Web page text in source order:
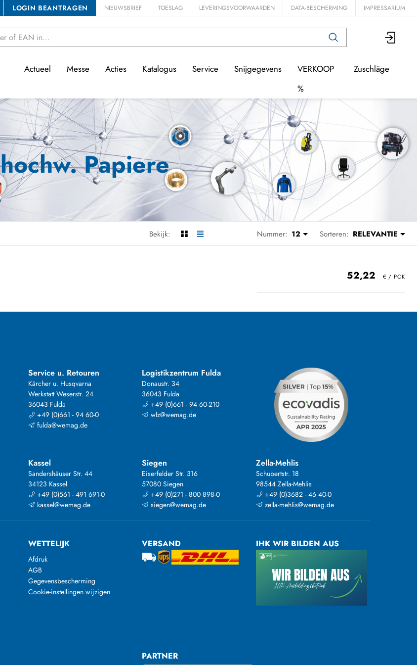
LOGIN BEANTRAGEN NIEUWSBRIEF TOESLAG LEVERINGSVOORWAARDEN DATA-BESCHERMING IMPRESSARIUM
Actueel Messe Acties Katalogus Service Snijgegevens
VERKOOP
%
Zuschläge
hochw. Papiere
Bekijk: Nummer: 12 Sorteren: RELEVANTIE
52,22
Service u. Retouren
Kärcher u. Husqvarna
Werkstatt Weserstr. 24
36043 Fulda
+49 (0)661 - 94 60-0
fulda@wemag.de
Logistikzentrum Fulda
Donaustr. 34
36043 Fulda
+49 (0)661 - 94 60-210
wlz@wemag.de
Kassel
Sandershäuser Str. 44
34123 Kassel
+49 (0)561 - 491 691-0
kassel@wemag.de
Siegen
Eiserfelder Str. 316
57080 Siegen
+49 (0)271 - 800 898-0
siegen@wemag.de
Zella-Mehlis
Schubertstr. 18
98544 Zella-Mehlis
+49 (0)3682 - 46 40-0
zella-mehlis@wemag.de
WETTELIJK
Afdruk
AGB
Gegevensbescherming
Cookie-instellingen wijzigen
VERSAND IHK WIR BILDEN AUS
PARTNER